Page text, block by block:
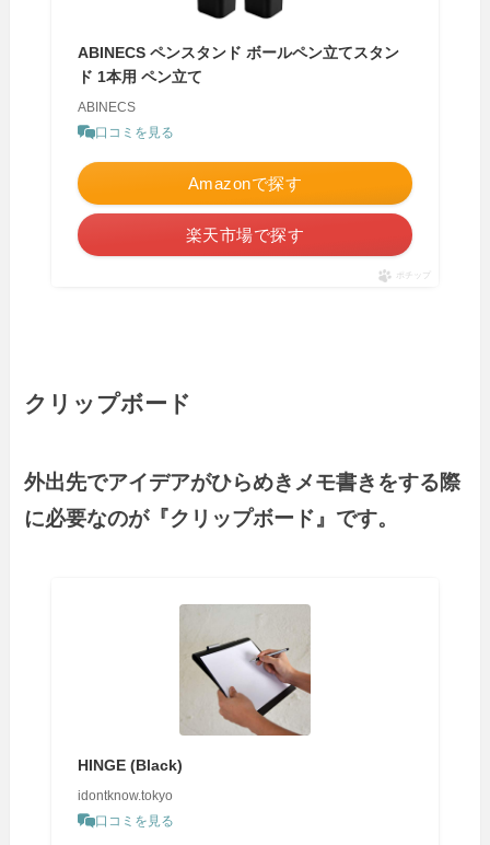
ABINECS ペンスタンド ボールペン立てスタン
ド 1本用 ペン立て
ABINECS
口コミを見る
Amazonで探す
楽天市場で探す
ポチップ
クリップボード
外出先でアイデアがひらめきメモ書きをする際
に必要なのが『クリップボード』です。
HINGE (Black)
idontknow.tokyo
口コミを見る